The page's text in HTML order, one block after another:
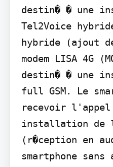
destin� � une
Tel2Voice
hybride (ajout
modem LISA 4G
destin� � une
full GSM. Le
recevoir l'appel
installation de
(r�ception en
smartphone